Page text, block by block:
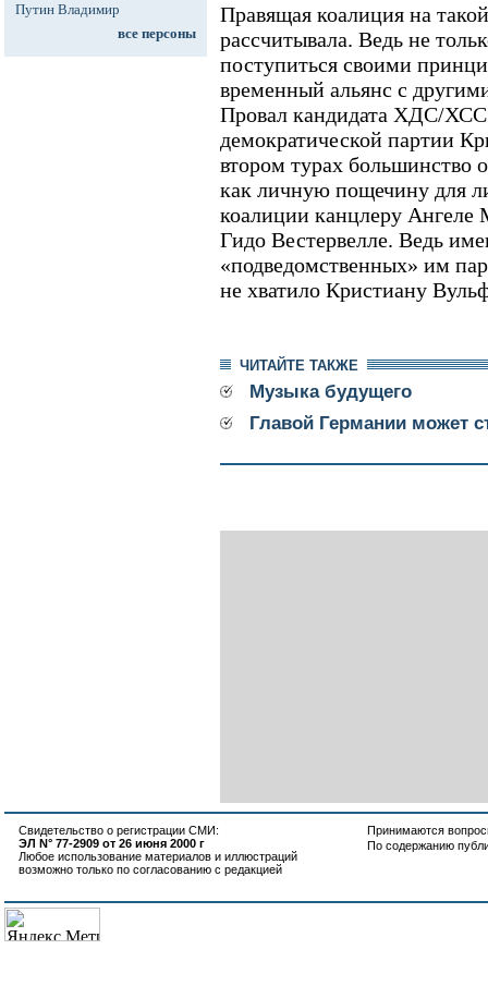
Путин Владимир
все персоны
Правящая коалиция на
рассчитывала. Ведь не
поступиться своими
временный альянс с
Провал кандидата ХДС/
демократической партии
втором турах большинство
как личную пощечину для
коалиции канцлеру Ангеле
Гидо Вестервелле. Ведь
«подведомственных» им
не хватило Кристиану
ЧИТАЙТЕ ТАКЖЕ
Музыка будущего
Главой Германии может
Свидетельство о регистрации СМИ:
ЭЛ N° 77-2909 от 26 июня 2000 г
Любое использование материалов и иллюстраций
возможно только по согласованию с редакцией
Принимаются
По содержанию